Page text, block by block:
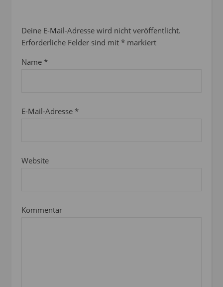
Deine E-Mail-Adresse wird nicht veröffentlicht.
Erforderliche Felder sind mit * markiert
Name *
E-Mail-Adresse *
Website
Kommentar